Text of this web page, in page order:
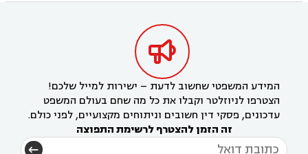

המידע המשפטי שחשוב לדעת – ישירות למייל שלכם!
הצטרפו לניוזלטר וקבלו את כל מה שחם בעולם המשפט
עדכונים, פסקי דין חשובים וניתוחים מקצועיים, לפני כולם.
זה הזמן להצטרף לרשימת התפוצה